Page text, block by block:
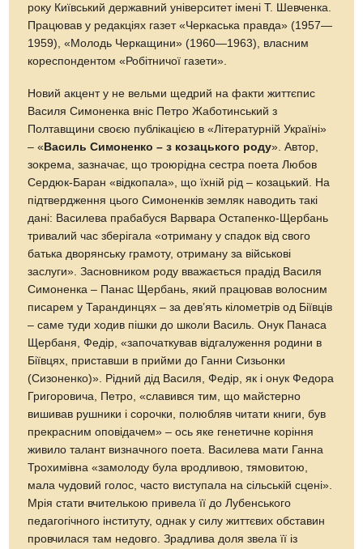
року Київський державний університет імені Т. Шевченка.
Працював у редакціях газет «Черкаська правда» (1957—
1959), «Молодь Черкащини» (1960—1963), власним
кореспондентом «Робітничої газети».
Новий акцент у не вельми щедрий на факти життєпис
Василя Симоненка вніс Петро Жаботинський з
Полтавщини своєю публікацією в «Літературній Україні»
– «Василь Симоненко – з козацького роду». Автор,
зокрема, зазначає, що троюрідна сестра поета Любов
Сердюк-Баран «відкопала», що їхній рід – козацький. На
підтвердження цього Симоненків земляк наводить такі
дані: Василева прабабуся Варвара Остапенко-Щербань
тривалий час зберігала «отриману у спадок від свого
батька дворянську грамоту, отриману за військові
заслуги». Засновником роду вважається прадід Василя
Симоненка – Панас Щербань, який працював волосним
писарем у Тарандинцях – за дев’ять кілометрів од Біївців
– саме туди ходив пішки до школи Василь. Онук Панаса
Щербаня, Федір, «започаткував відгалуження родини в
Біївцях, приставши в прийми до Ганни Сизьонки
(Сизоненко)». Рідний дід Василя, Федір, як і онук Федора
Григоровича, Петро, «славився тим, що майстерно
вишивав рушники і сорочки, полюбляв читати книги, був
прекрасним оповідачем» – ось яке генетичне коріння
живило талант визначного поета. Василева мати Ганна
Трохимівна «замолоду була вродливою, тямовитою,
мала чудовий голос, часто виступала на сільській сцені».
Мрія стати вчителькою привела її до Лубенського
педагогічного інституту, однак у силу життєвих обставин
провчилася там недовго. Зрадлива доля звела її із